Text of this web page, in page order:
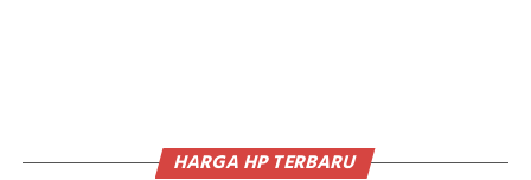
HARGA HP TERBARU